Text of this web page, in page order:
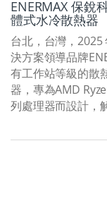
ENERMAX 保銳
體式水冷散熱器
台北，台灣，2025
決方案領導品牌
有工作站等級的散
器，專為AMD
列處理器而設計，